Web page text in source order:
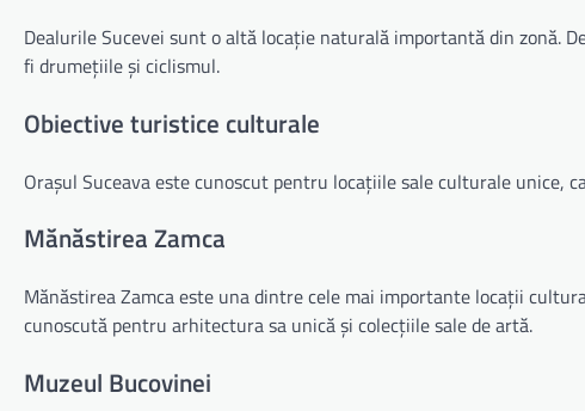
Dealurile Sucevei sunt o altă locație naturală importantă din zonă.
fi drumețiile și ciclismul.
Obiective turistice culturale
Orașul Suceava este cunoscut pentru locațiile sale culturale unice,
Mănăstirea Zamca
Mănăstirea Zamca este una dintre cele mai importante locații
cunoscută pentru arhitectura sa unică și colecțiile sale de artă.
Muzeul Bucovinei